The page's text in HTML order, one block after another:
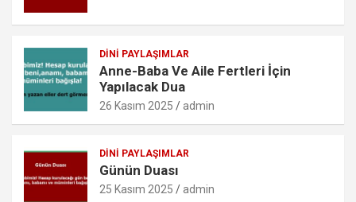
DINI PAYLAŞIMLAR
Anne-Baba Ve Aile Fertleri İçin
Yapılacak Dua
26 Kasım 2025 admin
DINI PAYLAŞIMLAR
Günün Duası
25 Kasım 2025 admin